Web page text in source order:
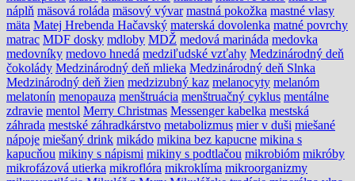
náplň mäsová roláda mäsový vývar mastná pokožka mastné vlasy
mäta Matej Hrebenda Hačavský materská dovolenka matné povrchy
matrac MDF dosky mdloby MDŽ medová marináda medovka
medovníky medovo hnedá medziľudské vzťahy Medzinárodný deň
čokolády Medzinárodný deň mlieka Medzinárodný deň Slnka
Medzinárodný deň žien medzizubný kaz melanocyty melanóm
melatonín menopauza menštruácia menštruačný cyklus mentálne
zdravie mentol Merry Christmas Messenger kabelka mestská
záhrada mestské záhradkárstvo metabolizmus mier v duši miešané
nápoje miešaný drink mikádo mikina bez kapucne mikina s
kapucňou mikiny s nápismi mikiny s podtlačou mikrobióm mikróby
mikrofázová utierka mikroflóra mikroklíma mikroorganizmy